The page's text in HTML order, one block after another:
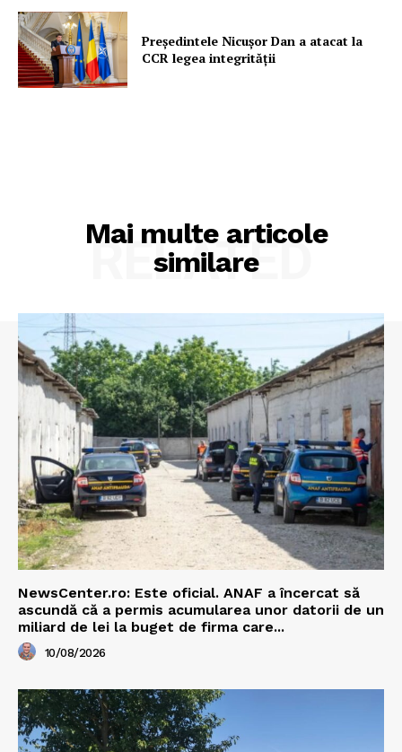
Președintele Nicușor Dan a atacat la
CCR legea integrității
Mai multe articole
similare
RELATED
NewsCenter.ro: Este oficial. ANAF a încercat să
ascundă că a permis acumularea unor datorii de un
miliard de lei la buget de firma care...
10/08/2026